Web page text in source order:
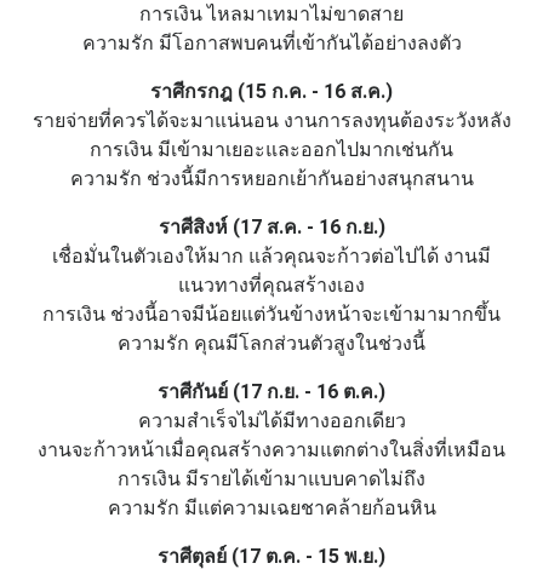
การเงิน ไหลมาเทมาไม่ขาดสาย
ความรัก มีโอกาสพบคนที่เข้ากันได้อย่างลงตัว
ราศีกรกฎ (15 ก.ค. - 16 ส.ค.)
รายจ่ายที่ควรได้จะมาแน่นอน งานการลงทุนต้องระวังหลัง
การเงิน มีเข้ามาเยอะและออกไปมากเช่นกัน
ความรัก ช่วงนี้มีการหยอกเย้ากันอย่างสนุกสนาน
ราศีสิงห์ (17 ส.ค. - 16 ก.ย.)
เชื่อมั่นในตัวเองให้มาก แล้วคุณจะก้าวต่อไปได้ งานมี
แนวทางที่คุณสร้างเอง
การเงิน ช่วงนี้อาจมีน้อยแต่วันข้างหน้าจะเข้ามามากขึ้น
ความรัก คุณมีโลกส่วนตัวสูงในช่วงนี้
ราศีกันย์ (17 ก.ย. - 16 ต.ค.)
ความสำเร็จไม่ได้มีทางออกเดียว
งานจะก้าวหน้าเมื่อคุณสร้างความแตกต่างในสิ่งที่เหมือน
การเงิน มีรายได้เข้ามาแบบคาดไม่ถึง
ความรัก มีแต่ความเฉยชาคล้ายก้อนหิน
ราศีตุลย์ (17 ต.ค. - 15 พ.ย.)